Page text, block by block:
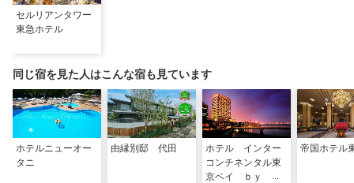
セルリアンタワー
東急ホテル
同じ宿を見た人はこんな宿も見ています
ホテルニューオー
タニ
由縁別邸 代田
ホテル インター
コンチネンタル東
京ベイ ｂｙ Ｉ
帝国ホテル